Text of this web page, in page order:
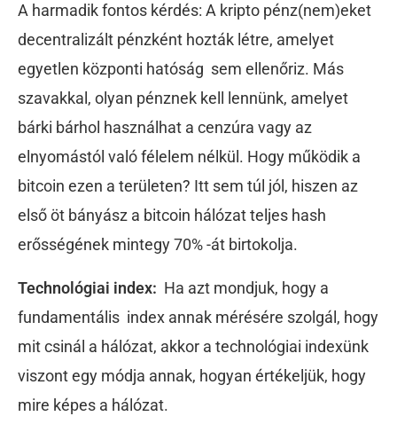
A harmadik fontos kérdés: A kripto pénz(nem)eket
decentralizált pénzként hozták létre, amelyet
egyetlen központi hatóság sem ellenőriz. Más
szavakkal, olyan pénznek kell lennünk, amelyet
bárki bárhol használhat a cenzúra vagy az
elnyomástól való félelem nélkül. Hogy működik a
bitcoin ezen a területen? Itt sem túl jól, hiszen az
első öt bányász a bitcoin hálózat teljes hash
erősségének mintegy 70% -át birtokolja.
Technológiai index: Ha azt mondjuk, hogy a
fundamentális index annak mérésére szolgál, hogy
mit csinál a hálózat, akkor a technológiai indexünk
viszont egy módja annak, hogyan értékeljük, hogy
mire képes a hálózat.